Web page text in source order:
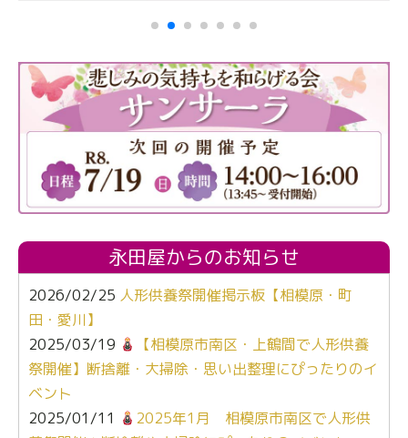
永田屋からのお知らせ
2026/02/25 人形供養祭開催掲示板【相模原・町
田・愛川】
2025/03/19
【相模原市南区・上鶴間で人形供養
祭開催】断捨離・大掃除・思い出整理にぴったりのイ
ベント
2025/01/11
2025年1月 相模原市南区で人形供